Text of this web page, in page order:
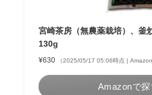
宮崎茶房（無農薬栽培）、釜
130g
¥630 （2025/05/17 05:06時点 | Amazon
Amazonで